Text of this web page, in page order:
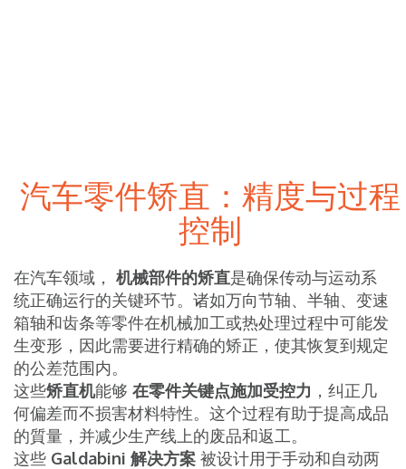
汽车零件矫直：精度与过程
控制
在汽车领域， 机械部件的矫直是确保传动与运动系
统正确运行的关键环节。诸如万向节轴、半轴、变速
箱轴和齿条等零件在机械加工或热处理过程中可能发
生变形，因此需要进行精确的矫正，使其恢复到规定
的公差范围内。
这些矫直机能够 在零件关键点施加受控力 ，纠正几
何偏差而不损害材料特性。这个过程有助于提高成品
的質量，并减少生产线上的废品和返工。
这些 Galdabini 解决方案 被设计用于手动和自动两